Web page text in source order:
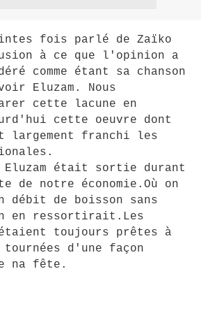
fois parlé de Zaïko
à ce que l'opinion a
comme étant sa chanson
Eluzam. Nous
cette lacune en
cette oeuvre dont
largement franchi les
était sortie durant
de notre économie.Où on
débit de boisson sans
en ressortirait.Les
étaient toujours prêtes à
d'une façon
na fête.